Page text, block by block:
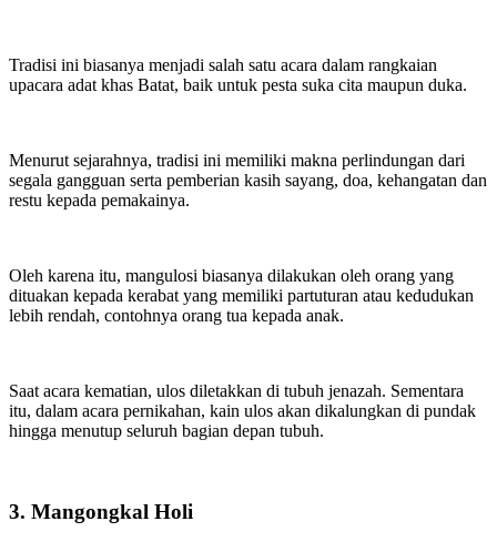
Tradisi ini biasanya menjadi salah satu acara dalam rangkaian
upacara adat khas Batat, baik untuk pesta suka cita maupun duka.
Menurut sejarahnya, tradisi ini memiliki makna perlindungan dari
segala gangguan serta pemberian kasih sayang, doa, kehangatan dan
restu kepada pemakainya.
Oleh karena itu, mangulosi biasanya dilakukan oleh orang yang
dituakan kepada kerabat yang memiliki partuturan atau kedudukan
lebih rendah, contohnya orang tua kepada anak.
Saat acara kematian, ulos diletakkan di tubuh jenazah. Sementara
itu, dalam acara pernikahan, kain ulos akan dikalungkan di pundak
hingga menutup seluruh bagian depan tubuh.
3. Mangongkal Holi